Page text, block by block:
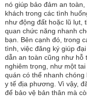
nó giúp bảo đảm an
khách trong các tình
như động đất hoặc lũ lụt,
quan chức năng nhanh
bạn. Bên cạnh đó, trong
tình, việc đăng ký giúp
dẫn an toàn cũng như hỗ
nghiêm trọng, như một
quán có thể nhanh
y tế địa phương. Vì vậy,
để bảo vệ bản thân mà